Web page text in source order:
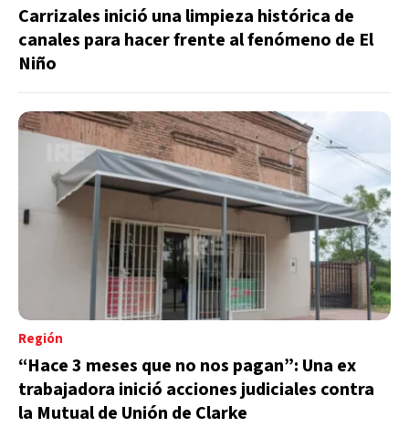
Carrizales inició una limpieza histórica de
canales para hacer frente al fenómeno de El
Niño
Región
“Hace 3 meses que no nos pagan”: Una ex
trabajadora inició acciones judiciales contra
la Mutual de Unión de Clarke